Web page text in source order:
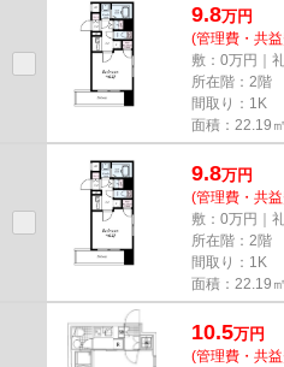
9.8万円
(管理費・共
敷：0万円｜
所在階：2階
間取り：1K
面積：22.19㎡
9.8万円
(管理費・共
敷：0万円｜
所在階：2階
間取り：1K
面積：22.19㎡
10.5万円
(管理費・共